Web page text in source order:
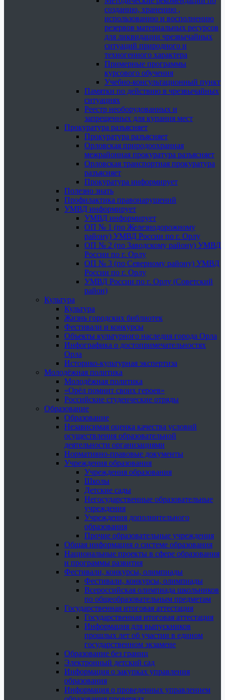
созданию, хранению ,
использованию и восполнению
резервов материальных ресурсов
для ликвидации чрезвычайных
ситуаций природного и
техногенного характера
Примерные программы
курсового обучения
Учебно-консультационный пункт
Памятки по действию в чрезвычайных
ситуациях
Реестр необорудованных и
запрещенных для купания мест
Прокуратура разъясняет
Прокуратура разъясняет
Орловская природоохранная
межрайонная прокуратура разъясняет
Орловская транспортная прокуратура
разъясняет
Прокуратура информирует
Полезно знать
Профилактика правонарушений
УМВД информирует
УМВД информирует
ОП № 1 (по Железнодорожному
району) УМВД России по г. Орлу
ОП № 2 (по Заводскому району) УМВД
России по г. Орлу
ОП № 3 (по Северному району) УМВД
России по г. Орлу
УМВД России по г. Орлу (Советский
район)
Культура
Культура
Жизнь городских библиотек
Фестивали и конкурсы
Объекты культурного наследия города Орла
Инфографика о достопримечательностях
Орла
Историко-культурная экспертиза
Молодёжная политика
Молодёжная политика
«Орёл помнит своих героев»
Российские студенческие отряды
Образование
Образование
Независимая оценка качества условий
осуществления образовательной
деятельности организациями
Нормативно-правовые документы
Учреждения образования
Учреждения образования
Школы
Детские сады
Негосударственные образовательные
учреждения
Учреждения дополнительного
образования
Прочие образовательные учреждения
Общая информация о системе образования
Национальные проекты в сфере образования
и программы развития
Фестивали, конкурсы, олимпиады
Фестивали, конкурсы, олимпиады
Всероссийская олимпиада школьников
по общеобразовательным предметам
Государственная итоговая аттестация
Государственная итоговая аттестация
Информация для выпускников
прошлых лет об участии в едином
государственном экзамене
Образование без границ
Электронный детский сад
Информация о закупках управления
образования
Информация о проведенных управлением